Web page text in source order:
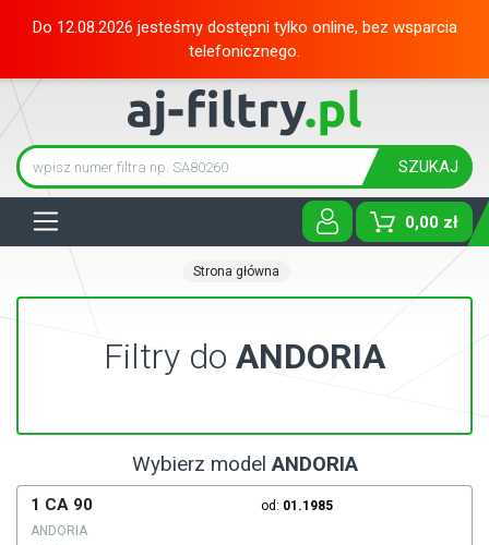
Do 12.08.2026 jesteśmy dostępni tylko online, bez wsparcia
telefonicznego.
SZUKAJ
0,00 zł
Strona główna
Filtry do ANDORIA
Wybierz modelANDORIA
1 CA 90 od: 01.1985
ANDORIA